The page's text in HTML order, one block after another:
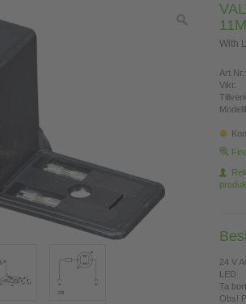
With
Art.Nr.:
Vikt:
24 V
LED
Ta
Obs!